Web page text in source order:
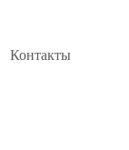
Контакты